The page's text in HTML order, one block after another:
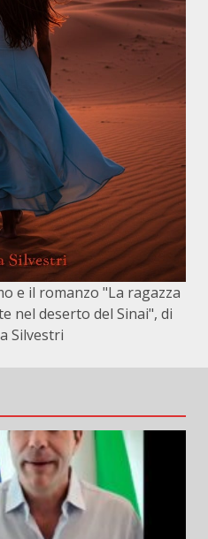
e il romanzo "La ragazza
nel deserto del Sinai", di
Silvestri